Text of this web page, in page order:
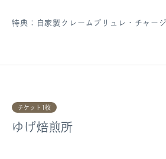
特典：自家製クレームブリュレ・チャー
チケット1枚
ゆげ焙煎所